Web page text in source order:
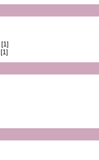
[1]
[1]